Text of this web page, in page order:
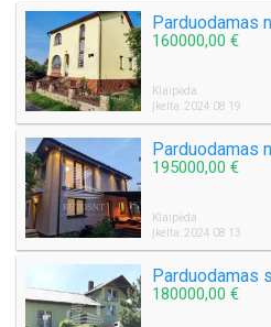
160000,00 €
Klaipėda
Įkelta: 2024 08 19
195000,00 €
Klaipėda
Įkelta: 2024 08 13
180000,00 €